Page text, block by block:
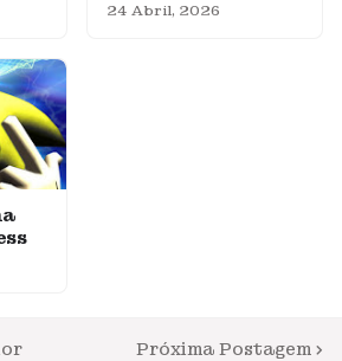
24 Abril, 2026
Próxima Postagem